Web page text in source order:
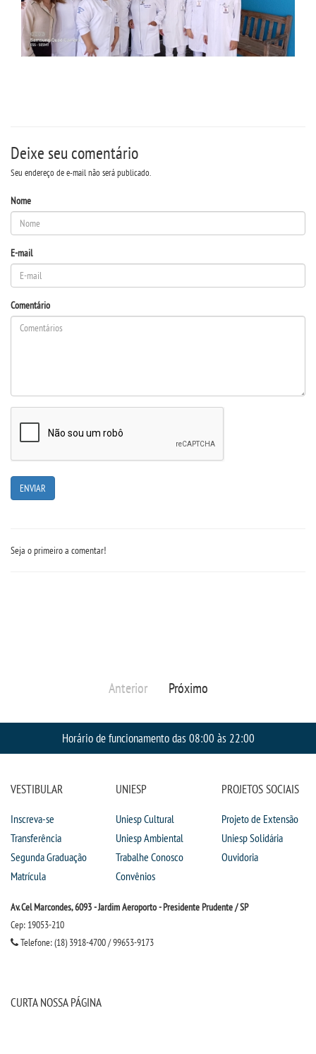
Deixe seu comentário
Seu endereço de e-mail não será publicado.
Nome
E-mail
Comentário
Seja o primeiro a comentar!
Anterior Próximo
Horário de funcionamento das 08:00 às 22:00
VESTIBULAR
Inscreva-se
Transferência
Segunda Graduação
Matrícula
UNIESP
Uniesp Cultural
Uniesp Ambiental
Trabalhe Conosco
Convênios
PROJETOS SOCIAIS
Projeto de Extensão
Uniesp Solidária
Ouvidoria
Av. Cel Marcondes, 6093 - Jardim Aeroporto - Presidente Prudente / SP
Cep: 19053-210
Telefone: (18) 3918-4700 / 99653-9173
CURTA NOSSA PÁGINA